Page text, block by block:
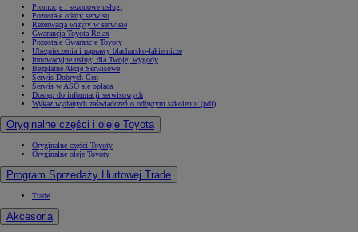
Promocje i sezonowe usługi
Pozostałe oferty serwisu
Rezerwacja wizyty w serwisie
Gwarancja Toyota Relax
Pozostałe Gwarancje Toyoty
Ubezpieczenia i naprawy blacharsko-lakiernicze
Innowacyjne usługi dla Twojej wygody
Bezpłatne Akcje Serwisowe
Serwis Dobrych Cen
Serwis w ASO się opłaca
Dostęp do informacji serwisowych
Wykaz wydanych zaświadczeń o odbytym szkoleniu (pdf)
Oryginalne części i oleje Toyota
Oryginalne części Toyoty
Oryginalne oleje Toyoty
Program Sprzedaży Hurtowej Trade
Trade
Akcesoria